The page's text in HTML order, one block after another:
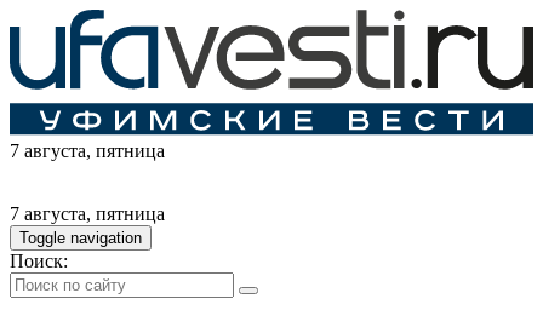
7 августа, пятница
7 августа, пятница
Toggle navigation
Поиск: